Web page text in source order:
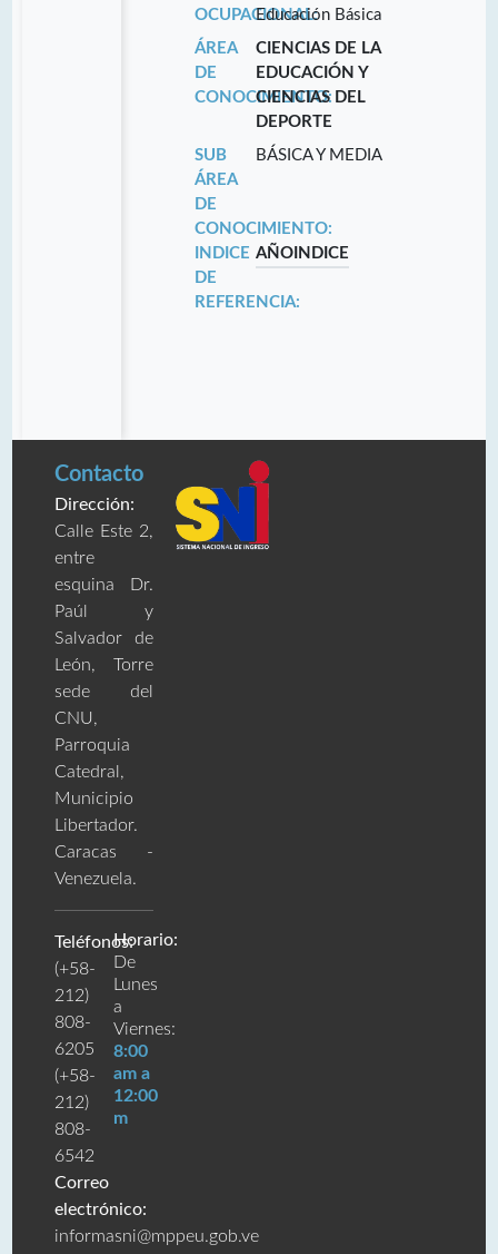
OCUPACIONAL:Educación Básica
ÁREA
DE
CONOCIMIENTO:
CIENCIAS DE LA
EDUCACIÓN Y
CIENCIAS DEL
DEPORTE
SUB
ÁREA
DE
CONOCIMIENTO:
BÁSICA Y MEDIA
INDICE
DE
REFERENCIA:
AÑO INDICE
Contacto
Dirección:
Calle Este 2,
entre
esquina Dr.
Paúl y
Salvador de
León, Torre
sede del
CNU,
Parroquia
Catedral,
Municipio
Libertador.
Caracas -
Venezuela.
Teléfonos:
(+58-
212)
808-
6205
(+58-
212)
808-
6542
Correo
electrónico:
informasni@mppeu.gob.ve
Horario:
De
Lunes
a
Viernes:
8:00
am a
12:00
m